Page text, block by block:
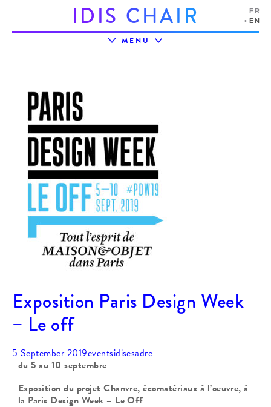
FR
EN
IDIS CHAIR
MENU
Exposition Paris Design Week
– Le off
5 September 2019eventsidisesadre
du 5 au 10 septembre
Exposition du projet Chanvre, écomatériaux à l’oeuvre, à
la Paris Design Week – Le Off